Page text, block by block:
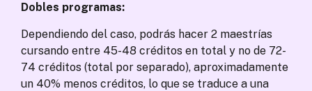
Dobles programas:
Dependiendo del caso, podrás hacer 2 maestrías
cursando entre 45-48 créditos en total y no de 72-
74 créditos (total por separado), aproximadamente
un 40% menos créditos, lo que se traduce a una